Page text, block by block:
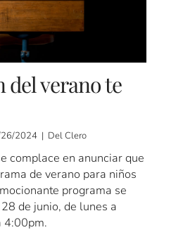
del verano te
2024 | Del Clero
complace en anunciar que
de verano para niños
programa se
de junio, de lunes a
4:00pm.